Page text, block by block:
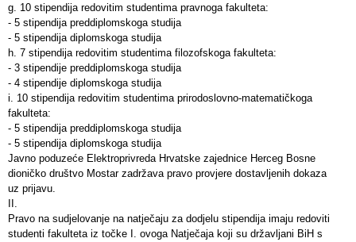
g. 10 stipendija redovitim studentima pravnoga fakulteta:
- 5 stipendija preddiplomskoga studija
- 5 stipendija diplomskoga studija
h. 7 stipendija redovitim studentima filozofskoga fakulteta:
- 3 stipendije preddiplomskoga studija
- 4 stipendije diplomskoga studija
i. 10 stipendija redovitim studentima prirodoslovno-matematičkoga
fakulteta:
- 5 stipendija preddiplomskoga studija
- 5 stipendija diplomskoga studija
Javno poduzeće Elektroprivreda Hrvatske zajednice Herceg Bosne
dioničko društvo Mostar zadržava pravo provjere dostavljenih dokaza
uz prijavu.
II.
Pravo na sudjelovanje na natječaju za dodjelu stipendija imaju redoviti
studenti fakulteta iz točke I. ovoga Natječaja koji su državljani BiH s